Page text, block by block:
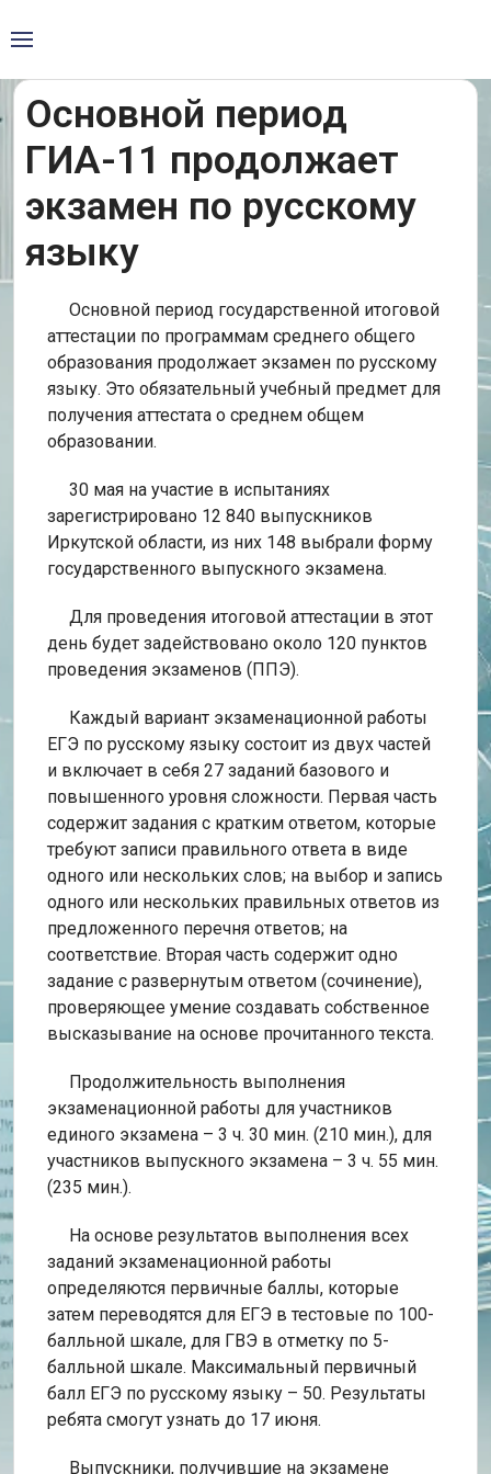
Основной период
ГИА-11 продолжает
экзамен по русскому
языку
Основной период государственной итоговой
аттестации по программам среднего общего
образования продолжает экзамен по русскому
языку. Это обязательный учебный предмет для
получения аттестата о среднем общем
образовании.
30 мая на участие в испытаниях
зарегистрировано 12 840 выпускников
Иркутской области, из них 148 выбрали форму
государственного выпускного экзамена.
Для проведения итоговой аттестации в этот
день будет задействовано около 120 пунктов
проведения экзаменов (ППЭ).
Каждый вариант экзаменационной работы
ЕГЭ по русскому языку состоит из двух частей
и включает в себя 27 заданий базового и
повышенного уровня сложности. Первая часть
содержит задания с кратким ответом, которые
требуют записи правильного ответа в виде
одного или нескольких слов; на выбор и запись
одного или нескольких правильных ответов из
предложенного перечня ответов; на
соответствие. Вторая часть содержит одно
задание с развернутым ответом (сочинение),
проверяющее умение создавать собственное
высказывание на основе прочитанного текста.
Продолжительность выполнения
экзаменационной работы для участников
единого экзамена – 3 ч. 30 мин. (210 мин.), для
участников выпускного экзамена – 3 ч. 55 мин.
(235 мин.).
На основе результатов выполнения всех
заданий экзаменационной работы
определяются первичные баллы, которые
затем переводятся для ЕГЭ в тестовые по 100-
балльной шкале, для ГВЭ в отметку по 5-
балльной шкале. Максимальный первичный
балл ЕГЭ по русскому языку – 50. Результаты
ребята смогут узнать до 17 июня.
Выпускники, получившие на экзамене